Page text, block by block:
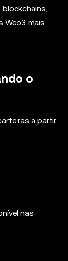
blockchains,
Web3 mais
o
a partir
nas